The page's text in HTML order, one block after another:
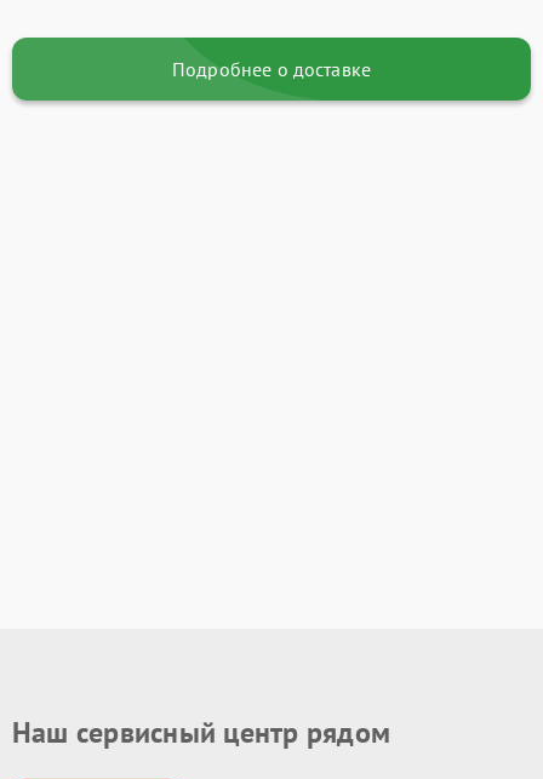
Подробнее о доставке
Наш сервисный центр рядом